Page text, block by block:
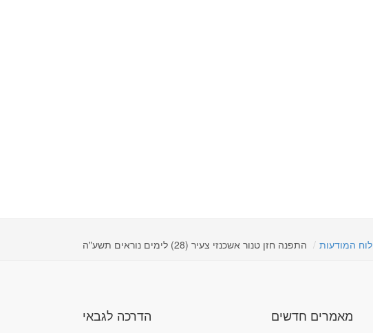
לוח המודעות התפנה חזן טנור אשכנזי צעיר (28) לימים נוראים תשע"ה
מאמרים חדשים הדרכה לגבאי